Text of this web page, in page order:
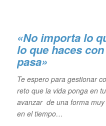
«No importa lo
lo que haces
pasa»
Te espero para gestionar
reto que la vida ponga en
avanzar de una forma
en el tiempo…